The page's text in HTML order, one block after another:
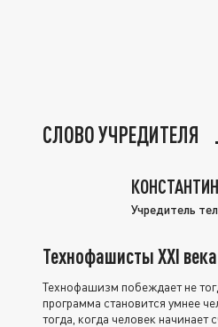
СЛОВО УЧРЕДИТЕЛЯ
Учредитель
Технофашисты XXI века
Технофашизм побеждает не
программа становится умнее
тогда, когда человек начинает